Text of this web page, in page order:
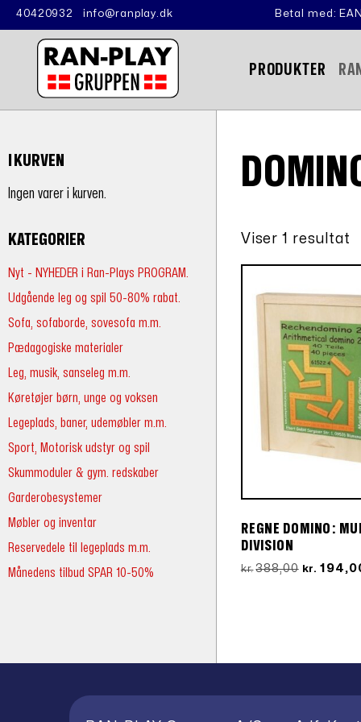
40420932 info@ranplay.dk Betal med:
PRODUKTER
I KURVEN
Ingen varer i kurven.
KATEGORIER
Nyt - NYHEDER i Ran-Plays PROGRAM.
Udgående leg og spil 50-80% rabat.
Sofa, sofaborde, sovesofa m.m.
Pædagogiske materialer
Leg, musik, sanseleg m.m.
Køretøjer børn, unge og voksen
Legeplads, baner, udemøbler m.m.
Sport, Motorisk udstyr og spil
Skummoduler & gym. redskaber
Garderobesystemer
Møbler og inventar
Reservedele til legeplads m.m.
Månedens tilbud SPAR 10-50%
Viser 1 resultat
REGNE DOMINO:
DIVISION
kr. 388,00 Den
kr.